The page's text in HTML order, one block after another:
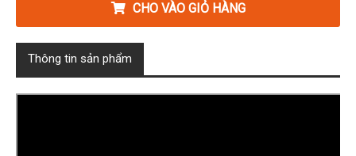
CHO VÀO GIỎ HÀNG
Thông tin sản phẩm